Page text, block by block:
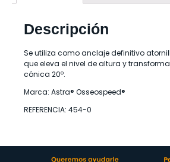
Descripción
Se utiliza como anclaje definitivo
que eleva el nivel de altura y
cónica 20º.
Marca: Astra® Osseospeed®
REFERENCIA: 454-0